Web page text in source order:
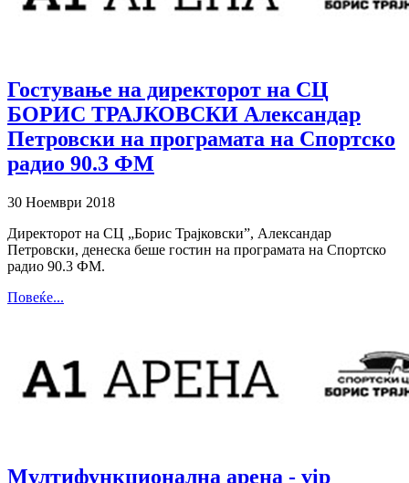
Гостување на директорот на СЦ
БОРИС ТРАЈКОВСКИ Александар
Петровски на програмата на Спортско
радио 90.3 ФМ
30 Ноември 2018
Директорот на СЦ „Борис Трајковски”, Александар
Петровски, денеска беше гостин на програмата на Спортско
радио 90.3 ФМ.
Повеќе...
Мултифункционална арена - vip